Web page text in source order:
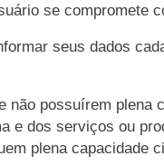
se compromete
seus dados
não possuírem
e dos serviços ou
plena capacidade